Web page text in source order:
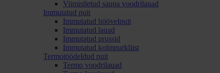
Viimistletud sauna voodrilauad
Immutatud puit
Immutatud höövelpuit
Immutatud lauad
Immutatud prussid
Immutatud kolmnurkliist
Termotöödeldud puit
Termo voodrilauad